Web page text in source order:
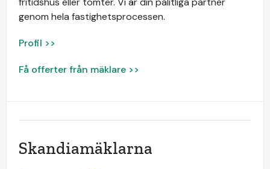
genom hela fastighetsprocessen.
Profil >>
Få offerter från mäklare >>
Skandiamäklarna